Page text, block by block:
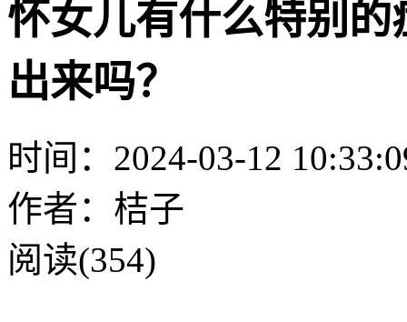
怀女儿有什么特别
出来吗？
时间：2024-03-12
作者：桔子
阅读(354)